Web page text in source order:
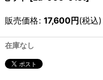
販売価格: 17,600円(税込)
在庫なし